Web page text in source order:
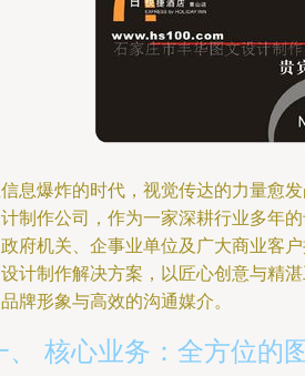
息爆炸的时代，视觉传达的力量愈
制作公司，作为一家深耕行业多年
府机关、企事业单位及广大商业客
计制作解决方案，以匠心创意与精
牌形象与高效的沟通媒介。
、 核心业务：全方位的